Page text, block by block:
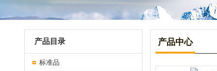
产品目录
标准品
产品中心